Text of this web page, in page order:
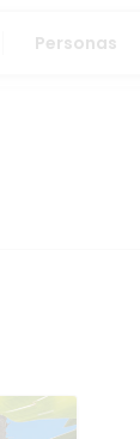
Personas